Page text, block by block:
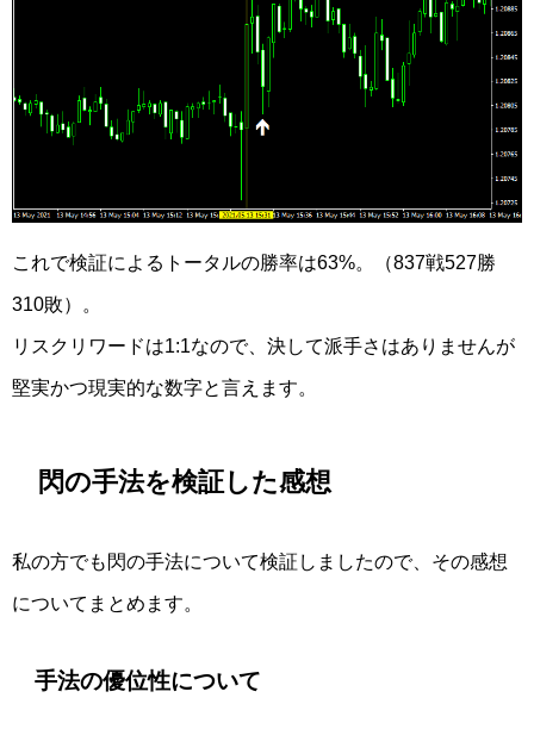
これで検証によるトータルの勝率は63%。（837戦527勝
310敗）。
リスクリワードは1:1なので、決して派手さはありませんが
堅実かつ現実的な数字と言えます。
閃の手法を検証した感想
私の方でも閃の手法について検証しましたので、その感想
についてまとめます。
手法の優位性について